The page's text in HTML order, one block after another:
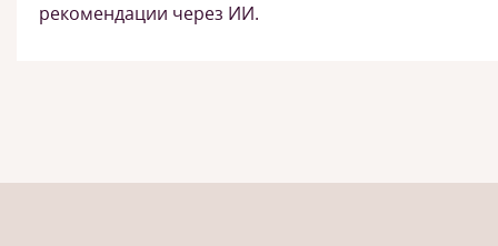
рекомендации через ИИ.